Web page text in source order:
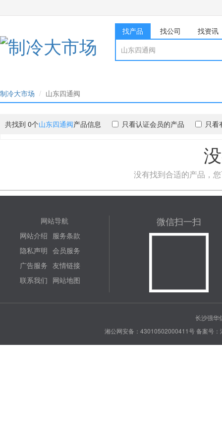
找产品 找公司 找资讯
制冷大市场 山东四通阀
共找到 0个山东四通阀产品信息 只看认证会员的产品 只看
没有找到合适的产品，
网站导航
网站介绍 服务条款
隐私声明 会员服务
广告服务 友情链接
联系我们 网站地图
微信扫一扫
长沙强华
湘公网安备：43010502000411号备案号